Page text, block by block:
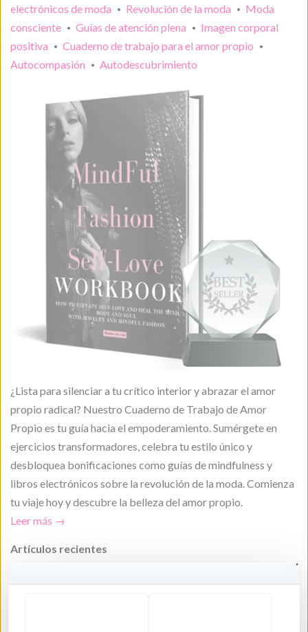
electrónicos de moda
• Revolución de la moda •
Moda
consciente
• Guías de atención plena •
Imagen corporal
positiva
• Cuaderno de trabajo para el amor propio •
Autocompasión • Autodescubrimiento
¿Lista para silenciar a tu crítico interior y abrazar el amor
propio radical? Nuestro Cuaderno de Trabajo de Amor
Propio es tu guía hacia el empoderamiento. Sumérgete en
ejercicios transformadores, celebra tu estilo único y
desbloquea bonificaciones como guías de mindfulness y
libros electrónicos sobre la revolución de la moda. Comienza
tu viaje hoy y descubre la belleza del amor propio.
Leer más →
Artículos recientes